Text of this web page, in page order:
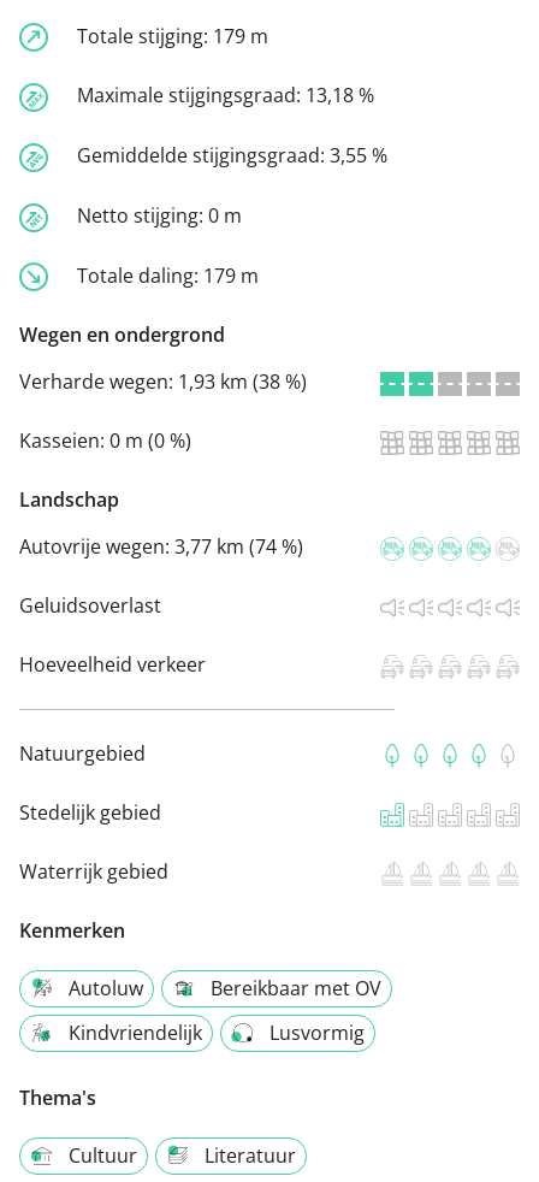
Totale stijging: 179 m
Maximale stijgingsgraad: 13,18 %
Gemiddelde stijgingsgraad: 3,55 %
Netto stijging: 0 m
Totale daling: 179 m
Wegen en ondergrond
Verharde wegen: 1,93 km (38 %)
Kasseien: 0 m (0 %)
Landschap
Autovrije wegen: 3,77 km (74 %)
Geluidsoverlast
Hoeveelheid verkeer
Natuurgebied
Stedelijk gebied
Waterrijk gebied
Kenmerken
Autoluw
Bereikbaar met OV
Kindvriendelijk
Lusvormig
Thema's
Cultuur Literatuur